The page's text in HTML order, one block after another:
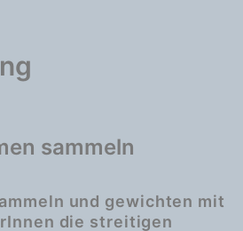
sammeln
und gewichten mit
die streitigen